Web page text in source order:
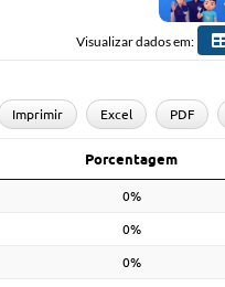
Visualizar dados em:
Imprimir Excel PDF
Porcentagem
0%
0%
0%